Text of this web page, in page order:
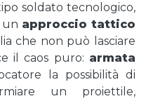
soldato tecnologico,
un approccio tattico
che non può lasciare
il caos puro: armata
la possibilità di
un proiettile,